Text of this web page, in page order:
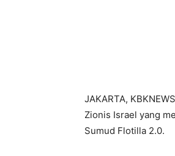
JAKARTA,
Zionis Israel yang
Sumud Flotilla 2.0.